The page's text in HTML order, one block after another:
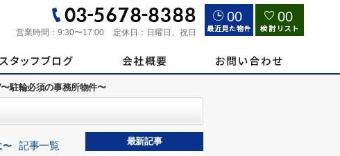
営業時間： 9:30〜17:00 定休日： 日曜日、祝日
00 00
駐輪必須の事務所物件〜
〜 記事一覧
最新記事